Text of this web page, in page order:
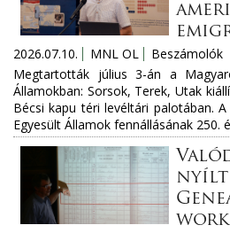
2026.07.10. MNL OL
Beszámolók
Megtartották július 3-án a
Államokban: Sorsok, Terek, Utak
Bécsi kapu téri levéltári palotában.
Egyesült Államok fennállásának 250.
nyílt